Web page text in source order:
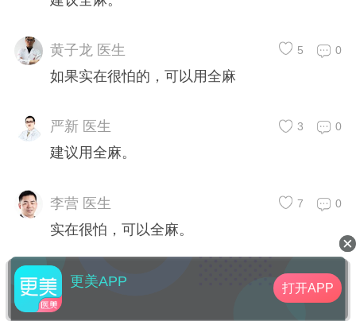
黄子龙 医生 0
5
如果实在很怕的，可以用全麻
严新 医生 0
3
建议用全麻。
李营 医生 0
7
实在很怕，可以全麻。
更美APP 打开APP